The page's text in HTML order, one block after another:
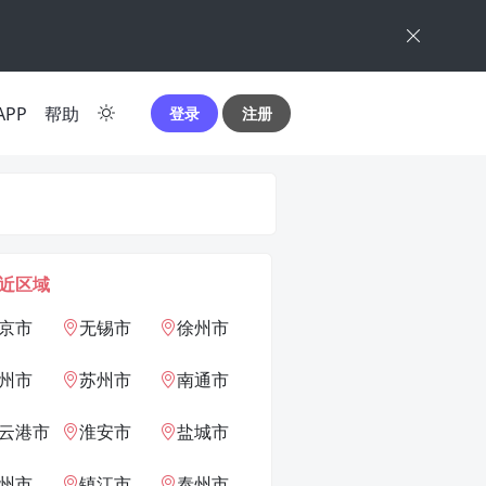
帮助 登录 注册
区域
市
无锡市 徐州市
市 苏州市 南通市
港市 淮安市 盐城市